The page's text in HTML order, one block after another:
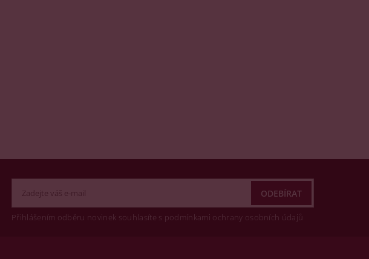
Přihlášením odběru novinek souhlasíte s podmínkami ochrany osobních údajů